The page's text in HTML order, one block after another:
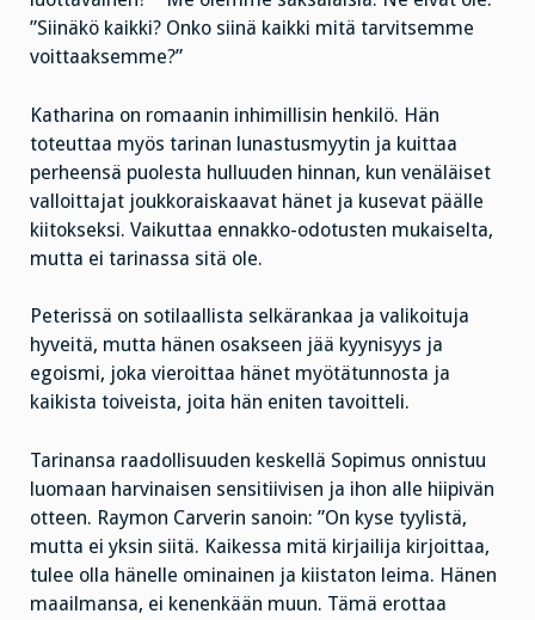
”Siinäkö kaikki? Onko siinä kaikki mitä tarvitsemme
voittaaksemme?”
Katharina on romaanin inhimillisin henkilö. Hän
toteuttaa myös tarinan lunastusmyytin ja kuittaa
perheensä puolesta hulluuden hinnan, kun venäläiset
valloittajat joukkoraiskaavat hänet ja kusevat päälle
kiitokseksi. Vaikuttaa ennakko-odotusten mukaiselta,
mutta ei tarinassa sitä ole.
Peterissä on sotilaallista selkärankaa ja valikoituja
hyveitä, mutta hänen osakseen jää kyynisyys ja
egoismi, joka vieroittaa hänet myötätunnosta ja
kaikista toiveista, joita hän eniten tavoitteli.
Tarinansa raadollisuuden keskellä Sopimus onnistuu
luomaan harvinaisen sensitiivisen ja ihon alle hiipivän
otteen. Raymon Carverin sanoin: ”On kyse tyylistä,
mutta ei yksin siitä. Kaikessa mitä kirjailija kirjoittaa,
tulee olla hänelle ominainen ja kiistaton leima. Hänen
maailmansa, ei kenenkään muun. Tämä erottaa